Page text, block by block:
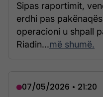
Sipas raportimit,
erdhi pas
operacioni u shpall
Riadin...më shumë.
07/05/2026 • 21:20